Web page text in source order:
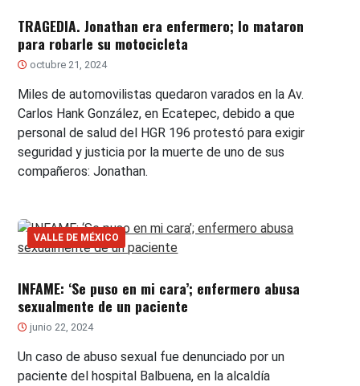
TRAGEDIA. Jonathan era enfermero; lo mataron
para robarle su motocicleta
octubre 21, 2024
Miles de automovilistas quedaron varados en la Av.
Carlos Hank González, en Ecatepec, debido a que
personal de salud del HGR 196 protestó para exigir
seguridad y justicia por la muerte de uno de sus
compañeros: Jonathan.
VALLE DE MÉXICO
INFAME: ‘Se puso en mi cara’; enfermero abusa
sexualmente de un paciente
junio 22, 2024
Un caso de abuso sexual fue denunciado por un
paciente del hospital Balbuena, en la alcaldía